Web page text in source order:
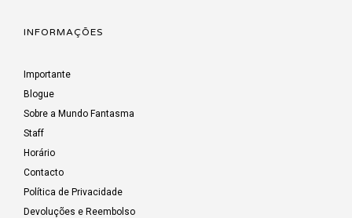
INFORMAÇÕES
Importante
Blogue
Sobre a Mundo Fantasma
Staff
Horário
Contacto
Política de Privacidade
Devoluções e Reembolso